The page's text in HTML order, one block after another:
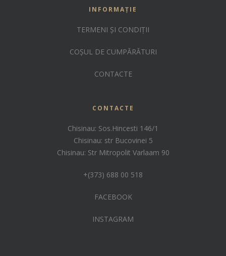
INFORMAȚIE
TERMENI ȘI CONDIȚII
COȘUL DE CUMPĂRĂTURI
CONTACTE
CONTACTE
Chisinau: Sos.Hincesti 146/1
Chisinau: str Bucovinei 5
Chisinau: Str Mitropolit Varlaam 90
+(373) 688 00 518
FACEBOOK
INSTAGRAM